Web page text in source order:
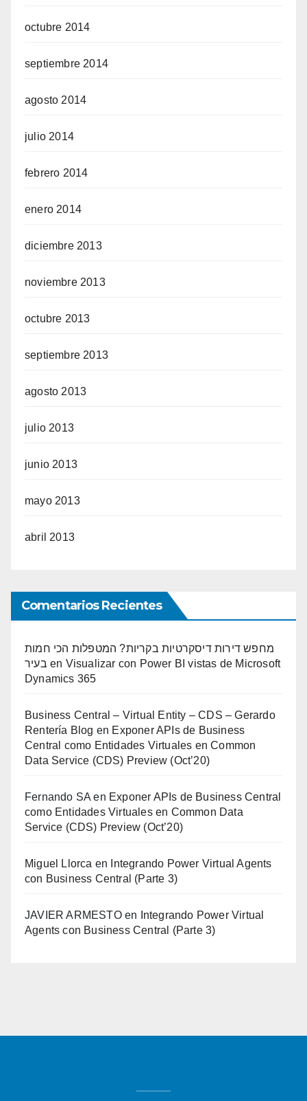
octubre 2014
septiembre 2014
agosto 2014
julio 2014
febrero 2014
enero 2014
diciembre 2013
noviembre 2013
octubre 2013
septiembre 2013
agosto 2013
julio 2013
junio 2013
mayo 2013
abril 2013
Comentarios Recientes
מחפש דירות דיסקרטיות בקריות? המטפלות הכי חמות
בעיר en Visualizar con Power BI vistas de Microsoft
Dynamics 365
Business Central – Virtual Entity – CDS – Gerardo
Rentería Blog en Exponer APIs de Business
Central como Entidades Virtuales en Common
Data Service (CDS) Preview (Oct’20)
Fernando SA en Exponer APIs de Business Central
como Entidades Virtuales en Common Data
Service (CDS) Preview (Oct’20)
Miguel Llorca en
Integrando Power Virtual Agents
con Business Central (Parte 3)
JAVIER ARMESTOen
Integrando Power Virtual
Agents con Business Central (Parte 3)